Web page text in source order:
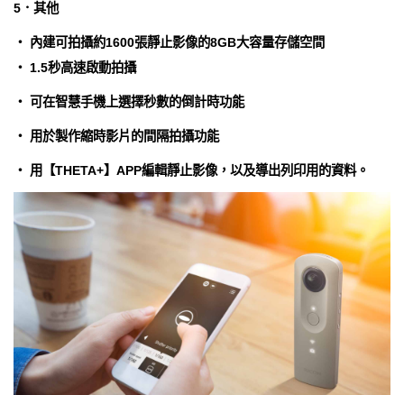
5．其他
・ 內建可拍攝約1600張靜止影像的8GB大容量存儲空間
・ 1.5秒高速啟動拍攝
・ 可在智慧手機上選擇秒數的倒計時功能
・ 用於製作縮時影片的間隔拍攝功能
・ 用【THETA+】APP編輯靜止影像，以及導出列印用的資料。